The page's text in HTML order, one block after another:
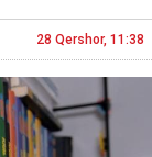
28 Qershor, 11:38